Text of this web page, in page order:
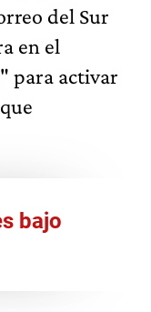
del Sur
en el
para activar
bajo